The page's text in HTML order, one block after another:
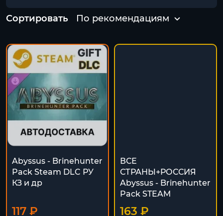
Сортировать По рекомендациям
Abyssus - Brinehunter
Pack Steam DLC РУ
КЗ и др
117 ₽
ВСЕ
СТРАНЫ+РОССИЯ
Abyssus - Brinehunter
Pack STEAM
163 ₽